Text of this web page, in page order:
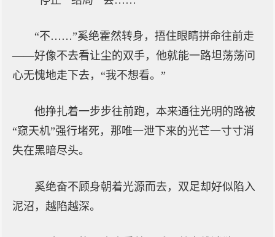
“不……”奚绝霍然转身，捂住眼睛拼命往前走
——好像不去看让尘的双手，他就能一路坦荡荡问
心无愧地走下去，“我不想看。”
他挣扎着一步步往前跑，本来通往光明的路被
“窥天机”强行堵死，那唯一泄下来的光芒一寸寸消
失在黑暗尽头。
奚绝奋不顾身朝着光源而去，双足却好似陷入
泥沼，越陷越深。